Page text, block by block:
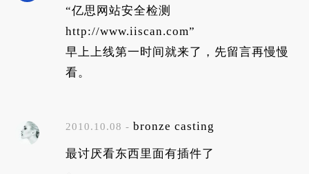
“亿思网站安全检测
http://www.iiscan.com”
早上上线第一时间就来了，先留言再慢慢
看。
2010.10.08 - bronze casting
最讨厌看东西里面有插件了